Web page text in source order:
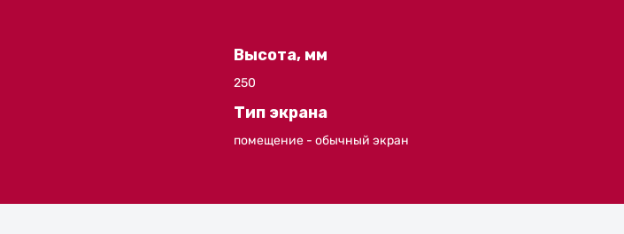
Высота, мм
250
Тип экрана
помещение - обычный экран